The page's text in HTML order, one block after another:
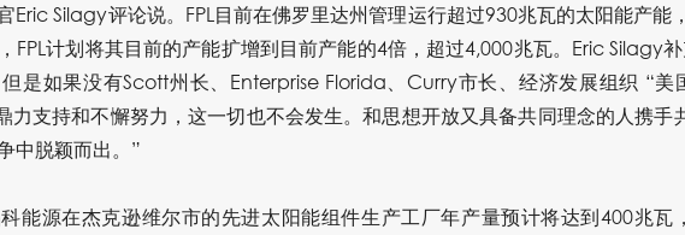
Eric Silagy评论说。FPL目前在佛罗里达州管理运行超过930兆瓦的太阳能产能
FPL计划将其目前的产能扩增到目前产能的4倍，超过4,000兆瓦。Eric Silagy
是如果没有Scott州长、Enterprise Florida、Curry市长、经济发展组织 “美
力支持和不懈努力，这一切也不会发生。和思想开放又具备共同理念的人携手
中脱颖而出。”
能源在杰克逊维尔市的先进太阳能组件生产工厂年产量预计将达到400兆瓦